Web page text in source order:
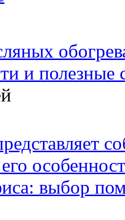
и полезные
выбор